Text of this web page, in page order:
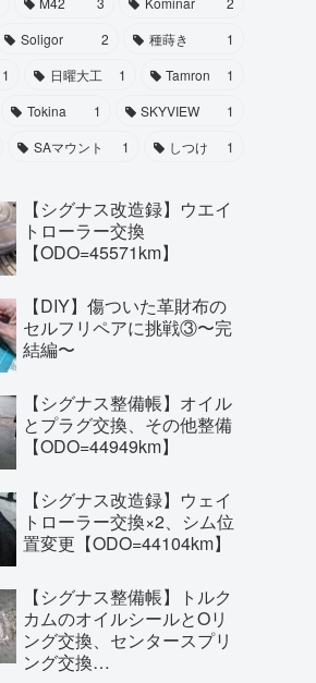
Soligor 2 種蒔き
1
1 日曜大工 1 Tamron
1
Tokina 1 SKYVIEW
1
SAマウント 1 しつけ 1
【シグナス改造録】ウエイ
トローラー交換
【ODO=45571km】
【DIY】傷ついた革財布の
セルフリペアに挑戦③〜完
結編〜
【シグナス整備帳】オイル
とプラグ交換、その他整備
【ODO=44949km】
【シグナス改造録】ウェイ
トローラー交換×2、シム位
置変更【ODO=44104km】
【シグナス整備帳】トルク
カムのオイルシールとOリ
ング交換、センタースプリ
ング交換